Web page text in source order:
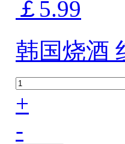
￡5.99
韩国烧酒
+
-